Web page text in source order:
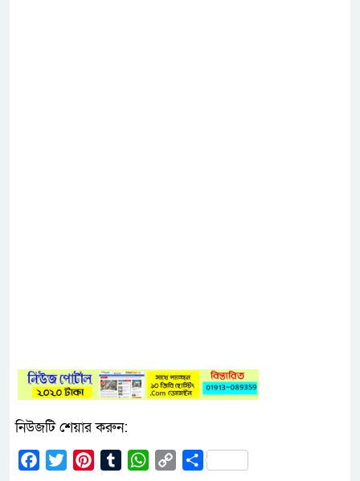
নিউজটি শেয়ার করুন:
Facebook
Twitter PinterestTumblrWhatsApp
CopyShare